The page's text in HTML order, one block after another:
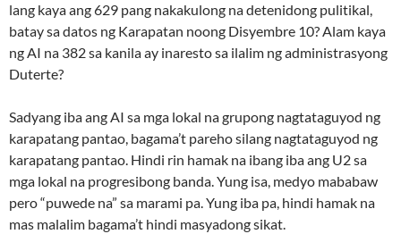
lang kaya ang 629 pang nakakulong na detenidong pulitikal,
batay sa datos ng Karapatan noong Disyembre 10? Alam kaya
ng AI na 382 sa kanila ay inaresto sa ilalim ng administrasyong
Duterte?
Sadyang iba ang AI sa mga lokal na grupong nagtataguyod ng
karapatang pantao, bagama’t pareho silang nagtataguyod ng
karapatang pantao. Hindi rin hamak na ibang iba ang U2 sa
mga lokal na progresibong banda. Yung isa, medyo mababaw
pero “puwede na” sa marami pa. Yung iba pa, hindi hamak na
mas malalim bagama’t hindi masyadong sikat.